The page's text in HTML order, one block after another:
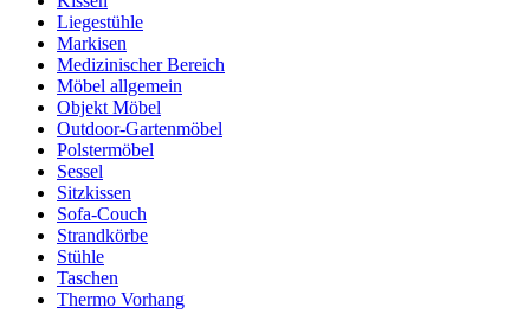
Liegestühle
Markisen
Medizinischer Bereich
Möbel allgemein
Objekt Möbel
Outdoor-Gartenmöbel
Polstermöbel
Sessel
Sitzkissen
Sofa-Couch
Strandkörbe
Stühle
Taschen
Thermo Vorhang